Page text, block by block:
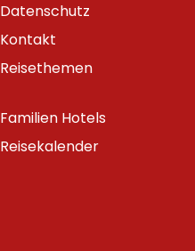
Datenschutz
Kontakt
Reisethemen
Familien Hotels
Reisekalender